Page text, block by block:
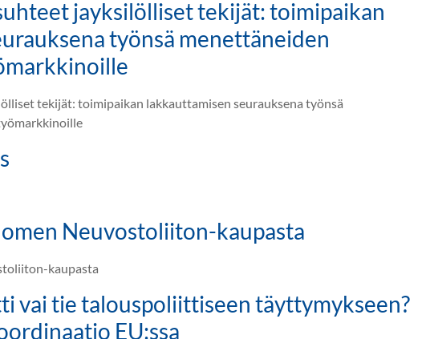
jayksilölliset tekijät: toimipaikan
työnsä menettäneiden
tekijät: toimipaikan lakkauttamisen seurauksena työnsä
Neuvostoliiton-kaupasta
kaupasta
vai tie talouspoliittiseen täyttymykseen?
EU:ssa